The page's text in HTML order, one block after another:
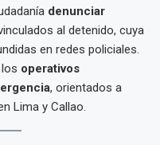
denunciar
al detenido, cuya
en redes policiales.
operativos
, orientados a
Lima y Callao.